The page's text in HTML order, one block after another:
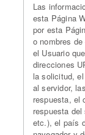
Las
esta Página
por esta
o nombres
el Usuario
direcciones
la solicitud,
al servidor,
respuesta, el
respuesta
etc.), el país